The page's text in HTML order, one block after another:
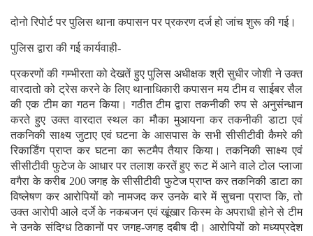
दोनो रिपोर्ट पर पुलिस थाना कपासन पर प्रकरण दर्ज हो जांच शुरू की गई।
पुलिस द्वारा की गई कार्यवाही-
प्रकरणों की गम्भीरता को देखतें हुए पुलिस अधीक्षक श्री सुधीर जोशी ने उक्त
वारदातो को ट्रेस करने के लिए थानाधिकारी कपासन मय टीम व साईबर सैल
की एक टीम का गठन किया। गठीत टीम द्वारा तकनीकी रुप से अनुसंन्धान
करते हुए उक्त वारदात स्थल का मौका मुआयना कर तकनीकी डाटा एवं
तकनिकी साक्ष्य जुटाए एवं घटना के आसपास के सभी सीसीटीवी कैमरे की
रिकार्डिंग प्राप्त कर घटना का रूटमैप तैयार किया। तकनिकी साक्ष्य एवं
सीसीटीवी फुटेज के आधार पर तलाश करतें हुए रूट में आने वाले टोल प्लाजा
वगैरा के करीब 200 जगह के सीसीटीवी फुटेज प्राप्त कर तकनिकी डाटा का
विष्लेषण कर आरोपियों को नामजद कर उनके बारे में सुचना प्राप्त कि, तो
उक्त आरोपी आले दर्जे के नकबजन एवं खूंखार किस्म के अपराधी होने से टीम
ने उनके संदिग्ध ठिकानों पर जगह-जगह दबीष दी। आरोपियों को मध्यप्रदेश